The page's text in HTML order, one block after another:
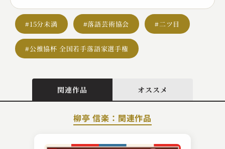
#15分未満 #落語芸術協会 #二ツ目
#公推協杯 全国若手落語家選手権
関連作品 オススメ
柳亭 信楽：関連作品